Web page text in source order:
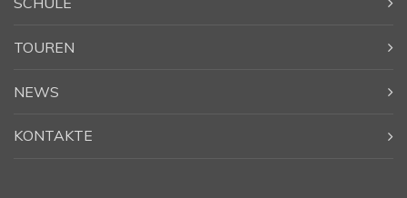
TOUREN
NEWS
KONTAKTE